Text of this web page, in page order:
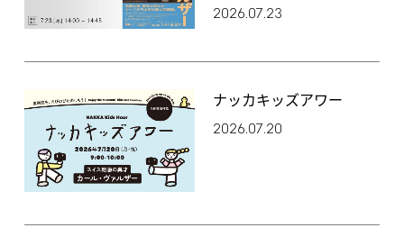
2026.07.23
ナッカキッズアワー
2026.07.20